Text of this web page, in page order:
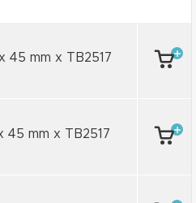
x 45 mm x TB2517
45 mm x TB2517